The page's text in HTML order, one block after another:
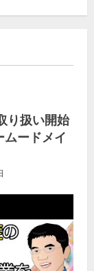
り扱い開始
ードメイ